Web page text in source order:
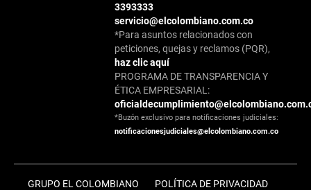
3393333
servicio@elcolombiano.com.co
*Para asuntos relacionados con
peticiones, quejas y reclamos (PQR),
haz clic aquí
PROGRAMA DE TRANSPARENCIA Y
ÉTICA EMPRESARIAL:
*Buzón exclusivo para notificaciones judiciales:
notificacionesjudiciales@elcolombiano.com.co
GRUPO EL COLOMBIANO POLÍTICA DE PRIVACIDAD